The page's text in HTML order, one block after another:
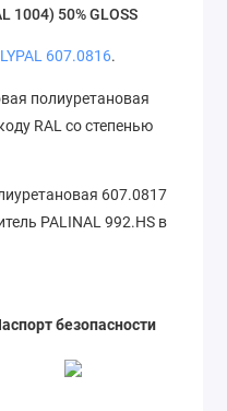
1004) 50% GLOSS
607.0816.
полиуретановая
RAL со степенью
607.0817
PALINAL 992.HS в
безопасности